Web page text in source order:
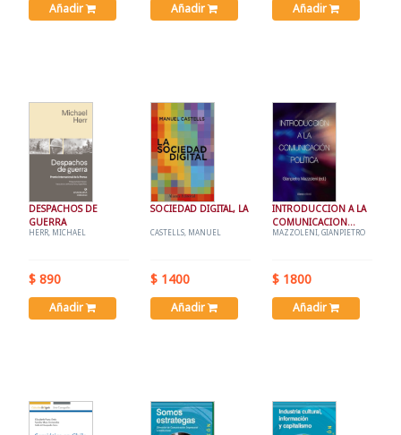
Añadir Añadir Añadir
DESPACHOS DE
GUERRA
HERR, MICHAEL
$ 890
Añadir
SOCIEDAD DIGITAL, LA
CASTELLS, MANUEL
$ 1400
Añadir
INTRODUCCION A LA
COMUNICACION
POLITICA
MAZZOLENI, GIANPIETRO
$ 1800
Añadir